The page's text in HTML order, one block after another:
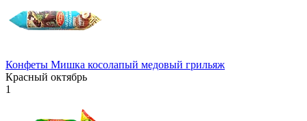
Конфеты Мишка косолапый медовый грильяж
Красный октябрь
1